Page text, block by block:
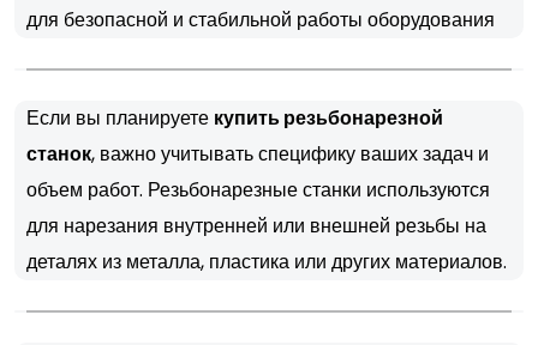
для безопасной и стабильной работы оборудования
Если вы планируете купить резьбонарезной
станок, важно учитывать специфику ваших задач и
объем работ. Резьбонарезные станки используются
для нарезания внутренней или внешней резьбы на
деталях из металла, пластика или других материалов.